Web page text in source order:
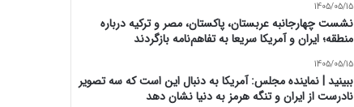
1405/05/15
نشست چهارجانبه عربستان، پاکستان، مصر و ترکیه درباره
منطقه؛ ایران و آمریکا سریعا به تفاهم‌نامه بازگردند
1405/05/15
ببینید | نماینده مجلس: آمریکا به دنبال این است که سه تصویر
نادرست از ایران و تنگه هرمز به دنیا نشان دهد